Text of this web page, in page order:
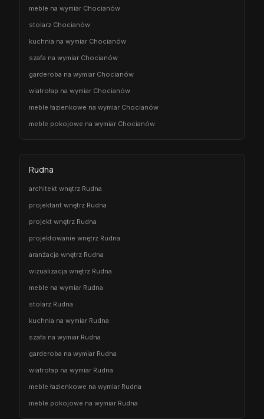
meble na wymiar Chocianów
stolarz Chocianów
kuchnia na wymiar Chocianów
szafa na wymiar Chocianów
garderoba na wymiar Chocianów
wiatrołap na wymiar Chocianów
meble łazienkowe na wymiar Chocianów
meble pokojowe na wymiar Chocianów
Rudna
architekt wnętrz Rudna
projektant wnętrz Rudna
projekt wnętrz Rudna
projektowanie wnętrz Rudna
aranżacja wnętrz Rudna
wizualizacja wnętrz Rudna
meble na wymiar Rudna
stolarz Rudna
kuchnia na wymiar Rudna
szafa na wymiar Rudna
garderoba na wymiar Rudna
wiatrołap na wymiar Rudna
meble łazienkowe na wymiar Rudna
meble pokojowe na wymiar Rudna